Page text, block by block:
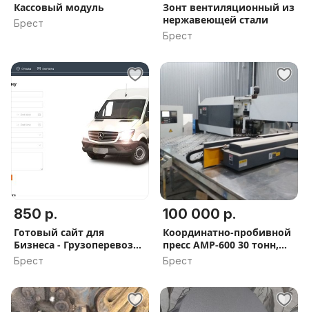
Кассовый модуль
Брест
Зонт вентиляционный из
нержавеющей стали
Брест
850 р.
Готовый сайт для
Бизнеса - Грузоперевозки
в Бресте
Брест
100 000 р.
Координатно-пробивной
пресс AMP-600 30 тонн,
32станции 2011 Г.В.
Брест